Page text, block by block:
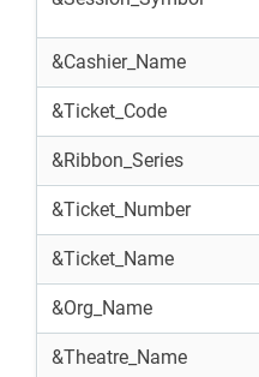
&Cashier_Name
&Ticket_Code
&Ribbon_Series
&Ticket_Number
&Ticket_Name
&Org_Name
&Theatre_Name